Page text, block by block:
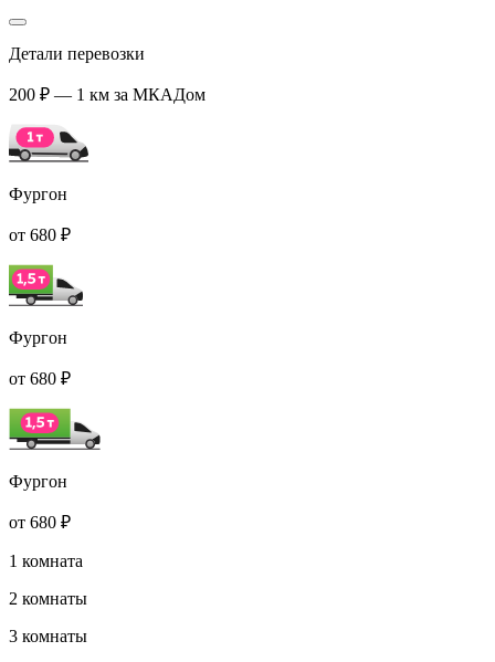
Детали перевозки
200 ₽ — 1 км за МКАДом
Фургон
от 680 ₽
Фургон
от 680 ₽
Фургон
от 680 ₽
1 комната
2 комнаты
3 комнаты